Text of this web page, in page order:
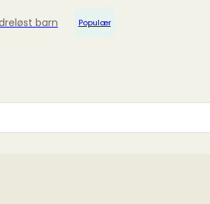
barn Populær